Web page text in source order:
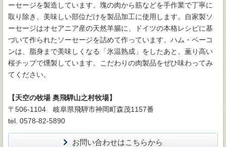
ーセージを製造しています。塊の肉から筋などを手作業で丁寧に
取り除き、美味しい部位だけを製品加工に使用します。自家製ソ
ーセージはオセアニア産の天然羊腸に、ドイツの本格レシピに基
づいて作られたソーセージを詰めて作っています。ハム・ベーコ
ンは、脂身まで美味しくなる「氷温熟成」をしたあと、薫り高い
桜チップで燻製しています。こだわりの肉製品をぜひ味わってみ
てください。
【天空の牧場 奥飛騨山之村牧場】
〒506-1104 岐阜県飛騨市神岡町森茂1157番
tel. 0578-82-5890
お問い合わせはこちらから